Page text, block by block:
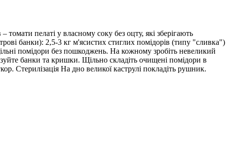
пелаті у власному соку без оцту, які зберігають
банки): 2,5-3 кг м'ясистих стиглих помідорів (типу "сливка")
помідори без пошкоджень. На кожному зробіть невеликий
банки та кришки. Щільно складіть очищені помідори в
Стерилізація На дно великої каструлі покладіть рушник.